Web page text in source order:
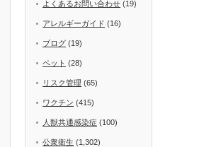
よくあるお問い合わせ (19)
アレルギーガイド (16)
ブログ (19)
ペット (28)
リスク管理 (65)
ワクチン (415)
人獣共通感染症 (100)
公衆衛生 (1,302)